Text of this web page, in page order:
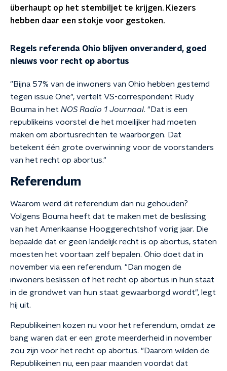
überhaupt op het stembiljet te krijgen. Kiezers
hebben daar een stokje voor gestoken.
Regels referenda Ohio blijven onveranderd, goed
nieuws voor recht op abortus
"Bijna 57% van de inwoners van Ohio hebben gestemd
tegen issue One", vertelt VS-correspondent Rudy
Bouma in het NOS Radio 1 Journaal. "Dat is een
republikeins voorstel die het moeilijker had moeten
maken om abortusrechten te waarborgen. Dat
betekent één grote overwinning voor de voorstanders
van het recht op abortus."
Referendum
Waarom werd dit referendum dan nu gehouden?
Volgens Bouma heeft dat te maken met de beslissing
van het Amerikaanse Hooggerechtshof vorig jaar. Die
bepaalde dat er geen landelijk recht is op abortus, staten
moesten het voortaan zelf bepalen. Ohio doet dat in
november via een referendum. "Dan mogen de
inwoners beslissen of het recht op abortus in hun staat
in de grondwet van hun staat gewaarborgd wordt", legt
hij uit.
Republikeinen kozen nu voor het referendum, omdat ze
bang waren dat er een grote meerderheid in november
zou zijn voor het recht op abortus. "Daarom wilden de
Republikeinen nu, een paar maanden voordat dat